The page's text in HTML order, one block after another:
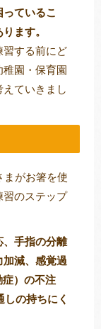
ているこ
ます。
習する前にど
稚園・保育園
ていきまし
まがお箸を使
習のステップ
、手指の分離
減、感覚過
）の不注
の持ちにく